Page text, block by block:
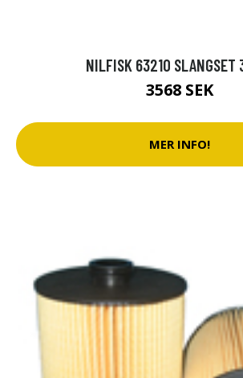
NILFISK 63210 SLANGSET
3568 SEK
MER INFO!